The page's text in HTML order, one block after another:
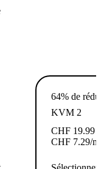
64% de
KVM 2
CHF 19.99
CHF 7.29/